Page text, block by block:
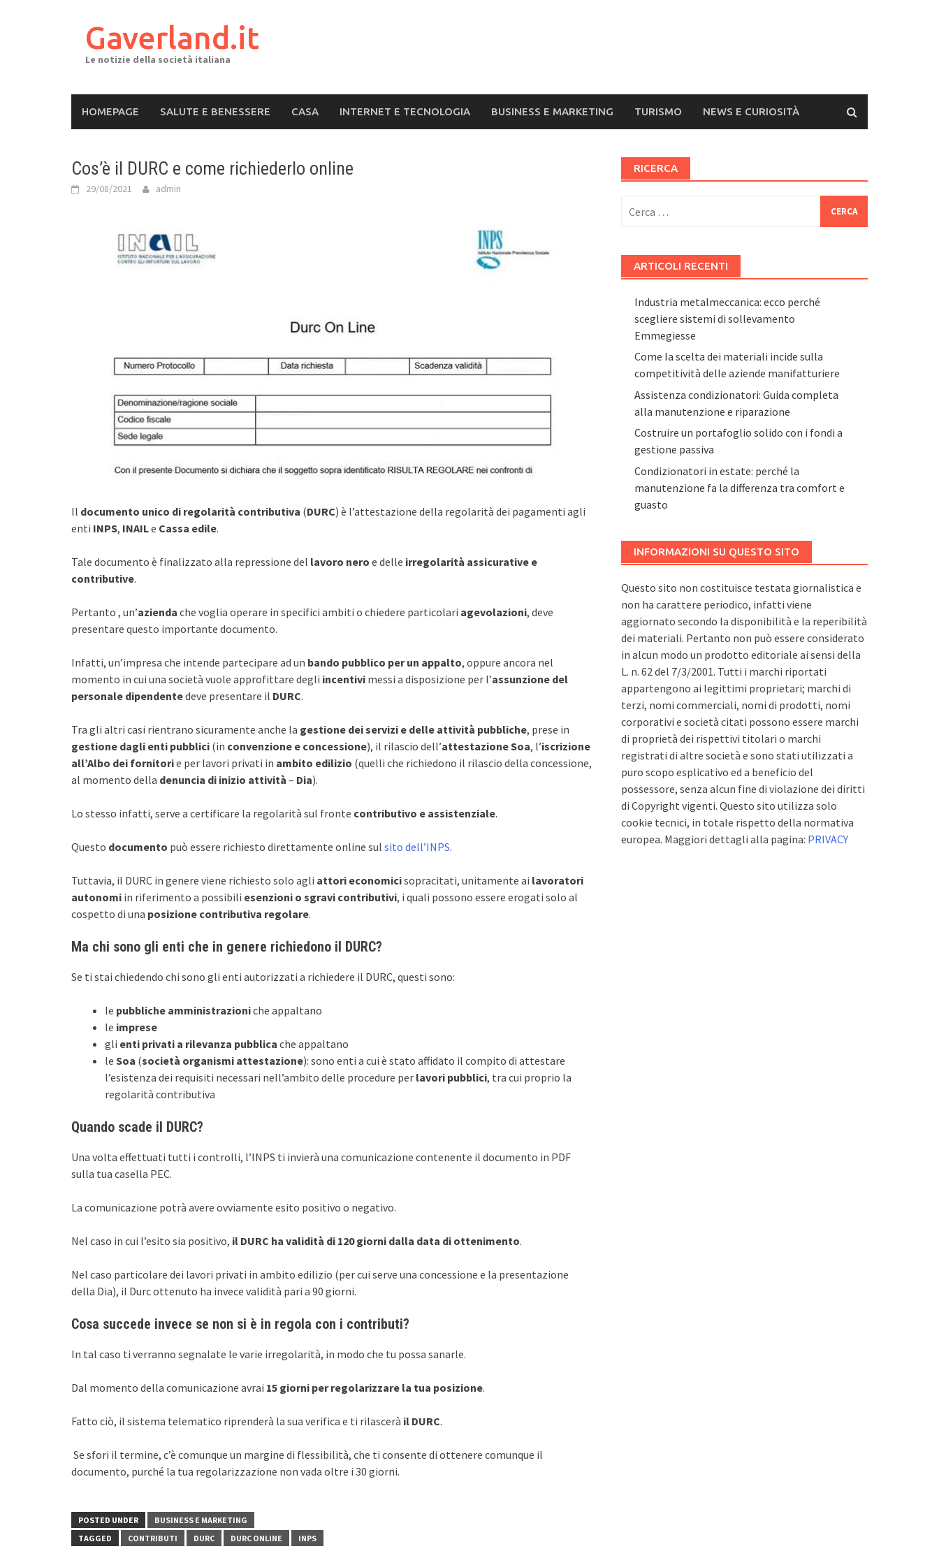
Gaverland.it
Le notizie della società italiana
HOMEPAGE SALUTE E BENESSERE CASA INTERNET E TECNOLOGIA BUSINESS E MARKETING TURISMO NEWS E CURIOSITÀ
Cos’è il DURC e come richiederlo online
29/08/2021 admin
Il documento unico di regolarità contributiva (DURC) è l’attestazione della regolarità dei pagamenti agli
enti INPS, INAILe Cassa edile.
Tale documento è finalizzato alla repressione del lavoro nero e delle irregolarità assicurative e
contributive.
Pertanto , un’azienda che voglia operare in specifici ambiti o chiedere particolari agevolazioni, deve
presentare questo importante documento.
Infatti, un’impresa che intende partecipare ad un bando pubblico per un appalto, oppure ancora nel
momento in cui una società vuole approfittare degli incentivi messi a disposizione per l’assunzione del
personale dipendentedeve presentare il DURC.
Tra gli altri casi rientrano sicuramente anche la gestione dei servizi e delle attività pubbliche, prese in
gestione dagli enti pubblici (in convenzione e concessione), il rilascio dell’attestazione Soa, l’iscrizione
all’Albo dei fornitorie per lavori privati in ambito edilizio (quelli che richiedono il rilascio della concessione,
al momento della denuncia di inizio attività – Dia).
Lo stesso infatti, serve a certificare la regolarità sul fronte contributivo e assistenziale.
Questo documento può essere richiesto direttamente online sul sito dell’INPS.
Tuttavia, il DURC in genere viene richiesto solo agli attori economicisopracitati, unitamente ai lavoratori
autonomi in riferimento a possibili esenzioni o sgravi contributivi, i quali possono essere erogati solo al
cospetto di una posizione contributiva regolare.
Ma chi sono gli enti che in genere richiedono il DURC?
Se ti stai chiedendo chi sono gli enti autorizzati a richiedere il DURC, questi sono:
le pubbliche amministrazioniche appaltano
le imprese
gli enti privati a rilevanza pubblica che appaltano
le Soa (società organismi attestazione): sono enti a cui è stato affidato il compito di attestare
l’esistenza dei requisiti necessari nell’ambito delle procedure per lavori pubblici, tra cui proprio la
regolarità contributiva
Quando scade il DURC?
Una volta effettuati tutti i controlli, l’INPS ti invierà una comunicazione contenente il documento in PDF
sulla tua casella PEC.
La comunicazione potrà avere ovviamente esito positivo o negativo.
Nel caso in cui l’esito sia positivo, il DURC ha validità di 120 giorni dalla data di ottenimento.
Nel caso particolare dei lavori privati in ambito edilizio (per cui serve una concessione e la presentazione
della Dia), il Durc ottenuto ha invece validità pari a 90 giorni.
Cosa succede invece se non si è in regola con i contributi?
In tal caso ti verranno segnalate le varie irregolarità, in modo che tu possa sanarle.
Dal momento della comunicazione avrai 15 giorni per regolarizzare la tua posizione.
Fatto ciò, il sistema telematico riprenderà la sua verifica e ti rilascerà il DURC.
Se sfori il termine, c’è comunque un margine di flessibilità, che ti consente di ottenere comunque il
documento, purché la tua regolarizzazione non vada oltre i 30 giorni.
POSTED UNDER
BUSINESS E MARKETING
TAGGED
CONTRIBUTI DURC DURC ONLINE INPS
RICERCA
per:
ARTICOLI RECENTI
Industria metalmeccanica: ecco perché
scegliere sistemi di sollevamento
Emmegiesse
Come la scelta dei materiali incide sulla
competitività delle aziende manifatturiere
Assistenza condizionatori: Guida completa
alla manutenzione e riparazione
Costruire un portafoglio solido con i fondi a
gestione passiva
Condizionatori in estate: perché la
manutenzione fa la differenza tra comfort e
guasto
INFORMAZIONI SU QUESTO SITO
Questo sito non costituisce testata giornalistica e
non ha carattere periodico, infatti viene
aggiornato secondo la disponibilità e la reperibilità
dei materiali. Pertanto non può essere considerato
in alcun modo un prodotto editoriale ai sensi della
L. n. 62 del 7/3/2001. Tutti i marchi riportati
appartengono ai legittimi proprietari; marchi di
terzi, nomi commerciali, nomi di prodotti, nomi
corporativi e società citati possono essere marchi
di proprietà dei rispettivi titolari o marchi
registrati di altre società e sono stati utilizzati a
puro scopo esplicativo ed a beneficio del
possessore, senza alcun fine di violazione dei diritti
di Copyright vigenti. Questo sito utilizza solo
cookie tecnici, in totale rispetto della normativa
europea. Maggiori dettagli alla pagina: PRIVACY